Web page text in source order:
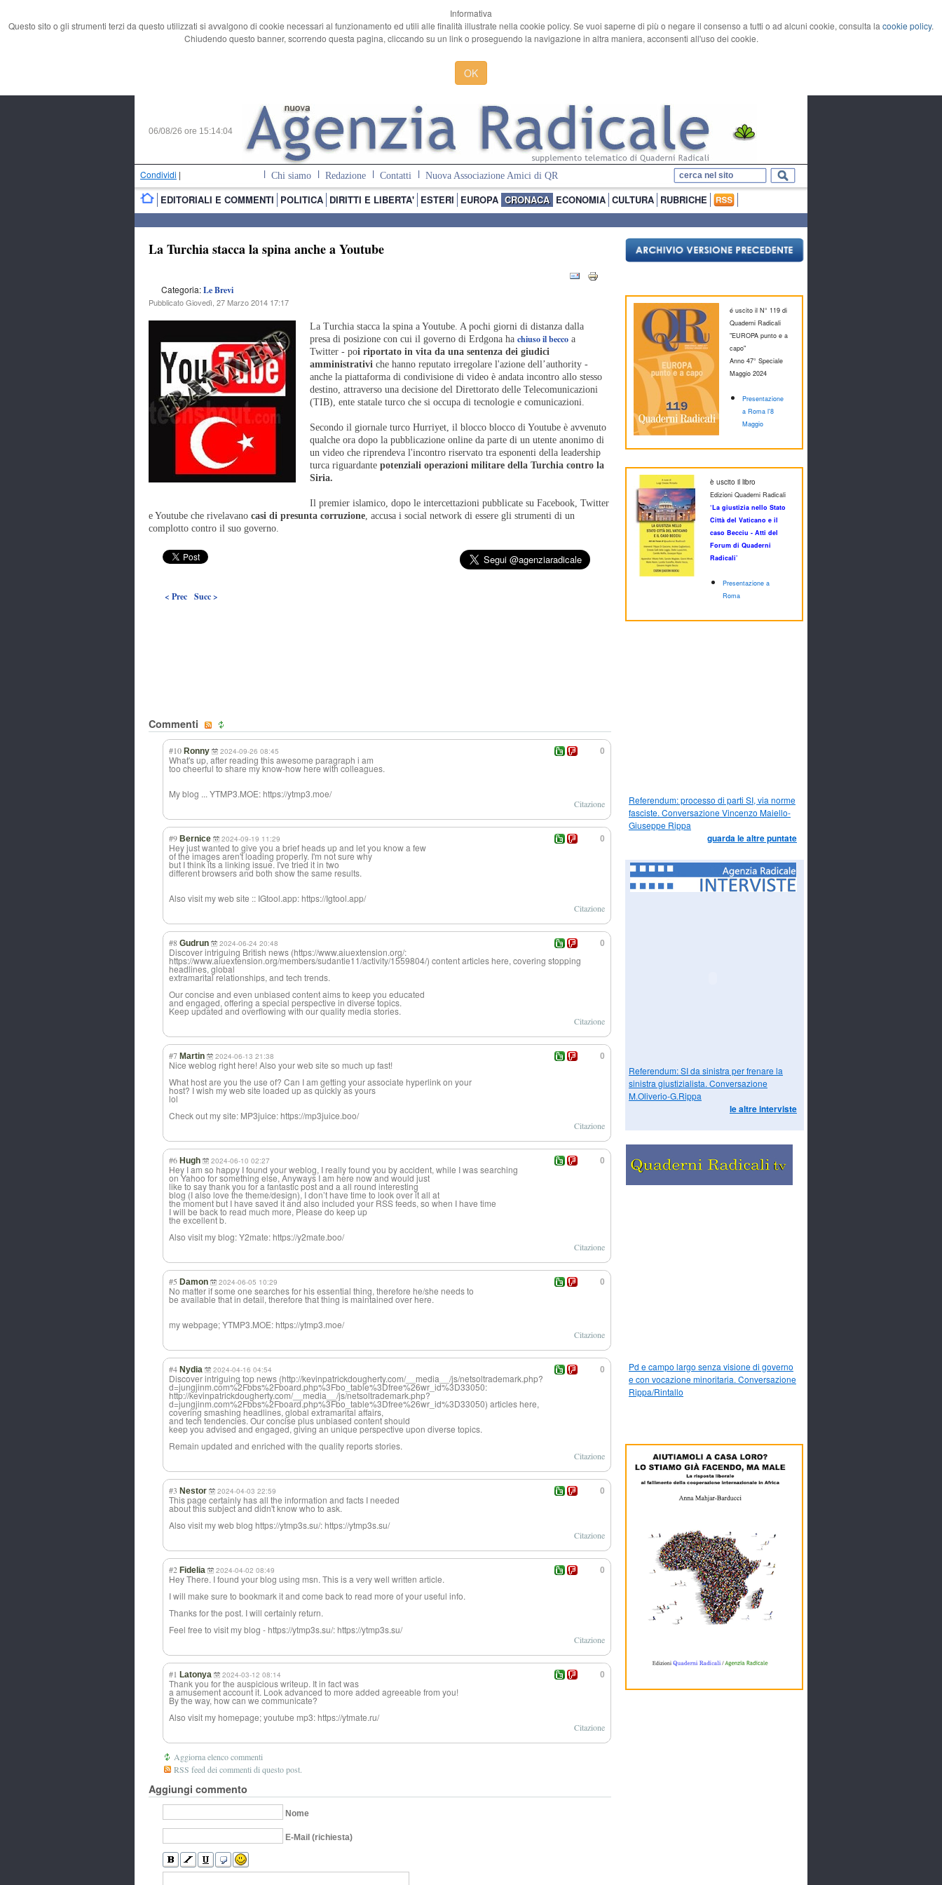
Informativa
Questo sito o gli strumenti terzi da questo utilizzati si avvalgono di cookie necessari al funzionamento ed utili alle finalità illustrate nella cookie policy. Se vuoi saperne di più o negare il consenso a tutti o ad alcuni cookie, consulta la cookie policy.
Chiudendo questo banner, scorrendo questa pagina, cliccando su un link o proseguendo la navigazione in altra maniera, acconsenti all'uso dei cookie.
OK
06/08/26 ore 15:14:05
Condividi | Chi siamo Redazione Contatti Nuova Associazione Amici di QR
EDITORIALI E COMMENTI POLITICA DIRITTI E LIBERTA' ESTERI EUROPA CRONACA ECONOMIA CULTURA RUBRICHE
La Turchia stacca la spina anche a Youtube
Categoria:Le Brevi
Pubblicato Giovedì, 27 Marzo 2014 17:17
La Turchia stacca la spina a Youtube. A pochi giorni di distanza dalla
presa di posizione con cui il governo di Erdgona ha chiuso il becco a
Twitter - poi riportato in vita da una sentenza dei giudici
amministrativi che hanno reputato irregolare l'azione dell’authority -
anche la piattaforma di condivisione di video è andata incontro allo stesso
destino, attraverso una decisione del Direttorato delle Telecomunicazioni
(TIB), ente statale turco che si occupa di tecnologie e comunicazioni.
Secondo il giornale turco Hurriyet, il blocco blocco di Youtube è avvenuto
qualche ora dopo la pubblicazione online da parte di un utente anonimo di
un video che riprendeva l'incontro riservato tra esponenti della leadership
turca riguardante potenziali operazioni militare della Turchia contro la
Siria.
Il premier islamico, dopo le intercettazioni pubblicate su Facebook, Twitter
e Youtube che rivelavano casi di presunta corruzione, accusa i social network di essere gli strumenti di un
complotto contro il suo governo.
< Prec Succ >
Commenti
0
#10 Ronny 2024-09-26 08:45
What's up, after reading this awesome paragraph i am
too cheerful to share my know-how here with colleagues.
My blog ... YTMP3.MOE: https://ytmp3.moe/
Citazione
0
#9 Bernice 2024-09-19 11:29
Hey just wanted to give you a brief heads up and let you know a few
of the images aren't loading properly. I'm not sure why
but I think its a linking issue. I've tried it in two
different browsers and both show the same results.
Also visit my web site :: IGtool.app: https://Igtool.app/
Citazione
0
#8 Gudrun 2024-06-24 20:48
Discover intriguing British news (https://www.aiuextension.org/:
https://www.aiuextension.org/members/sudantie11/activity/1559804/) content articles here, covering stopping
headlines, global
extramarital relationships, and tech trends.
Our concise and even unbiased content aims to keep you educated
and engaged, offering a special perspective in diverse topics.
Keep updated and overflowing with our quality media stories.
Citazione
0
#7 Martin 2024-06-13 21:38
Nice weblog right here! Also your web site so much up fast!
What host are you the use of? Can I am getting your associate hyperlink on your
host? I wish my web site loaded up as quickly as yours
lol
Check out my site: MP3juice: https://mp3juice.boo/
Citazione
0
#6 Hugh 2024-06-10 02:27
Hey I am so happy I found your weblog, I really found you by accident, while I was searching
on Yahoo for something else, Anyways I am here now and would just
like to say thank you for a fantastic post and a all round interesting
blog (I also love the theme/design), I don’t have time to look over it all at
the moment but I have saved it and also included your RSS feeds, so when I have time
I will be back to read much more, Please do keep up
the excellent b.
Also visit my blog: Y2mate: https://y2mate.boo/
Citazione
0
#5 Damon 2024-06-05 10:29
No matter if some one searches for his essential thing, therefore he/she needs to
be available that in detail, therefore that thing is maintained over here.
my webpage; YTMP3.MOE: https://ytmp3.moe/
Citazione
0
#4 Nydia 2024-04-16 04:54
Discover intriguing top news (http://kevinpatrickdougherty.com/__media__/js/netsoltrademark.php?
d=jungjinm.com%2Fbbs%2Fboard.php%3Fbo_table%3Dfree%26wr_id%3D33050:
http://kevinpatrickdougherty.com/__media__/js/netsoltrademark.php?
d=jungjinm.com%2Fbbs%2Fboard.php%3Fbo_table%3Dfree%26wr_id%3D33050) articles here,
covering smashing headlines, global extramarital affairs,
and tech tendencies. Our concise plus unbiased content should
keep you advised and engaged, giving an unique perspective upon diverse topics.
Remain updated and enriched with the quality reports stories.
Citazione
0
#3 Nestor 2024-04-03 22:59
This page certainly has all the information and facts I needed
about this subject and didn't know who to ask.
Also visit my web blog https://ytmp3s.su/: https://ytmp3s.su/
Citazione
0
#2 Fidelia 2024-04-02 08:49
Hey There. I found your blog using msn. This is a very well written article.
I will make sure to bookmark it and come back to read more of your useful info.
Thanks for the post. I will certainly return.
Feel free to visit my blog - https://ytmp3s.su/: https://ytmp3s.su/
Citazione
0
#1 Latonya 2024-03-12 08:14
Thank you for the auspicious writeup. It in fact was
a amusement account it. Look advanced to more added agreeable from you!
By the way, how can we communicate?
Also visit my homepage; youtube mp3: https://ytmate.ru/
Citazione
Aggiorna elenco commenti
RSS feed dei commenti di questo post.
Aggiungi commento
Nome
E-Mail (richiesta)
é uscito il N° 119 di
Quaderni Radicali
"EUROPA punto e a
capo"
Anno 47° Speciale
Maggio 2024
Presentazione
a Roma l'8
Maggio
è uscito il libro
Edizioni Quaderni Radicali
‘La giustizia nello Stato
Città del Vaticano e il
caso Becciu - Atti del
Forum di Quaderni
Radicali’
Presentazione a
Roma
Referendum: processo di parti SI, via norme
fasciste. Conversazione Vincenzo Maiello-
Giuseppe Rippa
guarda le altre puntate
Referendum: SI da sinistra per frenare la
sinistra giustizialista. Conversazione
M.Oliverio-G.Rippa
le altre interviste
Pd e campo largo senza visione di governo
e con vocazione minoritaria. Conversazione
Rippa/Rintallo